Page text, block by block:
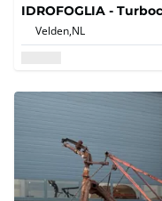
IDROFOGLIA -
Velden,NL